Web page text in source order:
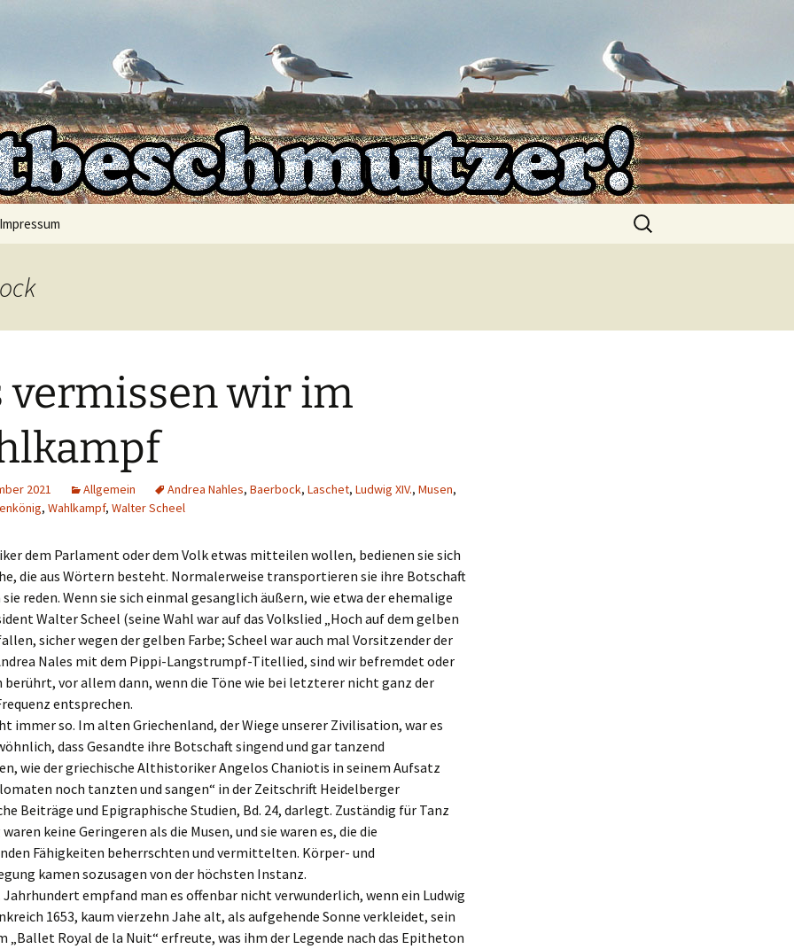
Impressum
Suchen
nach:
vermissen wir im
2021 Allgemein Andrea Nahles, Baerbock, Laschet, Ludwig XIV., Musen,
, Wahlkampf, Walter Scheel
dem Parlament oder dem Volk etwas mitteilen wollen, bedienen sie sich
die aus Wörtern besteht. Normalerweise transportieren sie ihre Botschaft
reden. Wenn sie sich einmal gesanglich äußern, wie etwa der ehemalige
Walter Scheel (seine Wahl war auf das Volkslied „Hoch auf dem gelben
sicher wegen der gelben Farbe; Scheel war auch mal Vorsitzender der
Nales mit dem Pippi-Langstrumpf-Titellied, sind wir befremdet oder
berührt, vor allem dann, wenn die Töne wie bei letzterer nicht ganz der
entsprechen.
immer so. Im alten Griechenland, der Wiege unserer Zivilisation, war es
dass Gesandte ihre Botschaft singend und gar tanzend
wie der griechische Althistoriker Angelos Chaniotis in seinem Aufsatz
noch tanzten und sangen“ in der Zeitschrift Heidelberger
Beiträge und Epigraphische Studien, Bd. 24, darlegt. Zuständig für Tanz
waren keine Geringeren als die Musen, und sie waren es, die die
Fähigkeiten beherrschten und vermittelten. Körper- und
kamen sozusagen von der höchsten Instanz.
Jahrhundert empfand man es offenbar nicht verwunderlich, wenn ein Ludwig
1653, kaum vierzehn Jahe alt, als aufgehende Sonne verkleidet, sein
„Ballet Royal de la Nuit“ erfreute, was ihm der Legende nach das Epitheton